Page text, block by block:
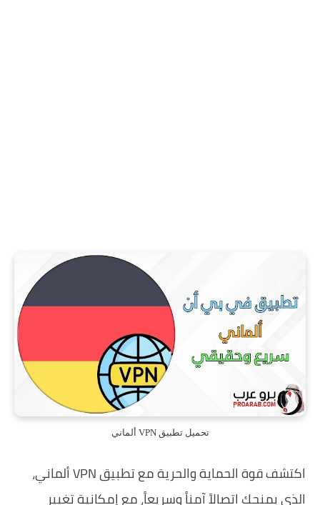
تحميل تطبيق VPN ألماني
اكتشف قوة الحماية والحرية مع تطبيق VPN ألماني،
الذي يمنحك اتصالاً آمناً وسريعاً، مع إمكانية تغيير